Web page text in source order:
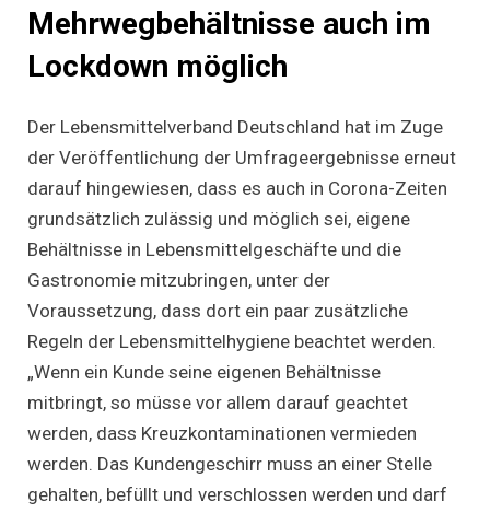
Mehrwegbehältnisse auch im
Lockdown möglich
Der Lebensmittelverband Deutschland hat im Zuge
der Veröffentlichung der Umfrageergebnisse erneut
darauf hingewiesen, dass es auch in Corona-Zeiten
grundsätzlich zulässig und möglich sei, eigene
Behältnisse in Lebensmittelgeschäfte und die
Gastronomie mitzubringen, unter der
Voraussetzung, dass dort ein paar zusätzliche
Regeln der Lebensmittelhygiene beachtet werden.
„Wenn ein Kunde seine eigenen Behältnisse
mitbringt, so müsse vor allem darauf geachtet
werden, dass Kreuzkontaminationen vermieden
werden. Das Kundengeschirr muss an einer Stelle
gehalten, befüllt und verschlossen werden und darf